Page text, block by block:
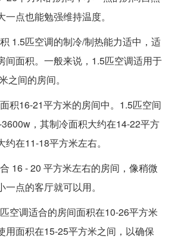
点也能勉强维持温度。
1.5匹空调的制冷/制热能力适中，适
间面积。一般来说，1.5匹空调适用于
之间的房间。
积16-21平方米的房间中。1.5匹空间
，其制冷面积大约在14-22平方
在11-18平方米左右。
16 - 20 平方米左右的房间，像稍微
点的客厅就可以用。
空调适合的房间面积在10-26平方米
用面积在15-25平方米之间，以确保